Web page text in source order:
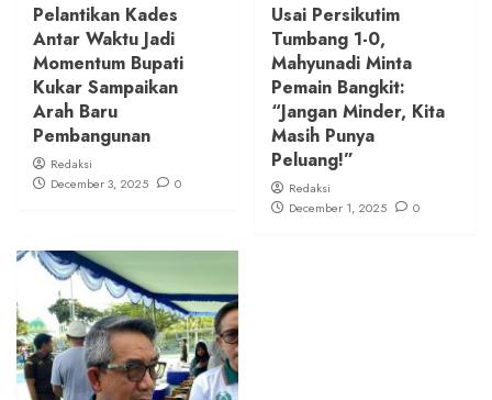
Pelantikan Kades
Antar Waktu Jadi
Momentum Bupati
Kukar Sampaikan
Arah Baru
Pembangunan
Redaksi
December 3, 2025
0
Usai Persikutim
Tumbang 1-0,
Mahyunadi Minta
Pemain Bangkit:
“Jangan Minder, Kita
Masih Punya
Peluang!”
Redaksi
December 1, 2025
0